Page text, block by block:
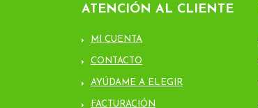
ATENCIÓN AL CLIENTE
MI CUENTA
CONTACTO
AYÚDAME A ELEGIR
FACTURACIÓN